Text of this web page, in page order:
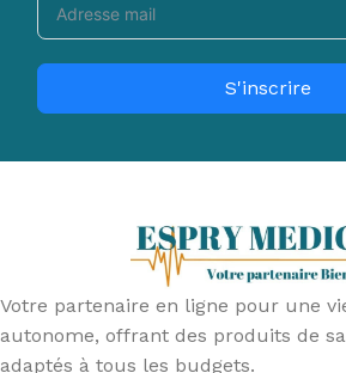
S'inscrire
Votre partenaire en ligne pour une
autonome, offrant des produits de
adaptés à tous les budgets.